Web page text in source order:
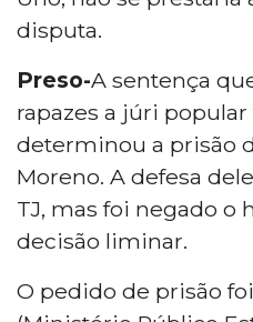
disputa.
Preso-A sentença
rapazes a júri
determinou a prisão
Moreno. A defesa
TJ, mas foi negado o
decisão liminar.
O pedido de prisão